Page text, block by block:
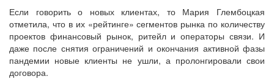
Если говорить о новых клиентах, то Мария Глембоцкая
отметила, что в их «рейтинге» сегментов рынка по количеству
проектов финансовый рынок, ритейл и операторы связи. И
даже после снятия ограничений и окончания активной фазы
пандемии новые клиенты не ушли, а пролонгировали свои
договора.